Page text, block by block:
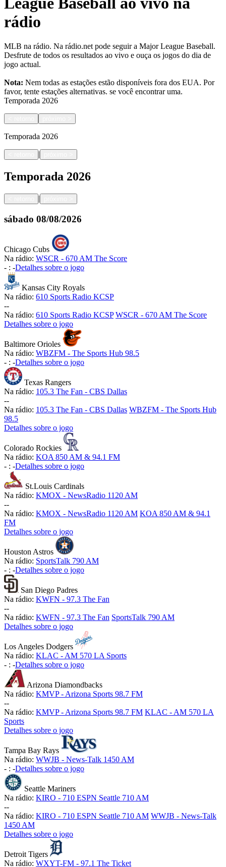
rádio
MLB na rádio. Na rádio.net pode seguir a Major League Baseball.
Desfrute de todos os resultados ao vivo e ouça os jogos do dia de
jogo actual.
Nota: Nem todas as estações estão disponíveis fora dos EUA. Por
favor, tente estações alternativas. se você encontrar uma.
Temporada 2026
Temporada 2026
|
Temporada 2026
|
sábado 08/08/2026
Chicago Cubs
Na rádio: WSCR - 670 AM The Score
- : -Detalhes sobre o jogo
Kansas City Royals
Na rádio: 610 Sports Radio KCSP
--
Na rádio: 610 Sports Radio KCSP WSCR - 670 AM The Score
Detalhes sobre o jogo
Baltimore Orioles
Na rádio: WBZFM - The Sports Hub 98.5
- : -Detalhes sobre o jogo
Texas Rangers
Na rádio: 105.3 The Fan - CBS Dallas
--
Na rádio: 105.3 The Fan - CBS Dallas WBZFM - The Sports Hub
98.5
Detalhes sobre o jogo
Colorado Rockies
Na rádio: KOA 850 AM & 94.1 FM
- : -Detalhes sobre o jogo
St.Louis Cardinals
Na rádio: KMOX - NewsRadio 1120 AM
--
Na rádio: KMOX - NewsRadio 1120 AM KOA 850 AM & 94.1
FM
Detalhes sobre o jogo
Houston Astros
Na rádio: SportsTalk 790 AM
- : -Detalhes sobre o jogo
San Diego Padres
Na rádio: KWFN - 97.3 The Fan
--
Na rádio: KWFN - 97.3 The Fan SportsTalk 790 AM
Detalhes sobre o jogo
Los Angeles Dodgers
Na rádio: KLAC - AM 570 LA Sports
- : -Detalhes sobre o jogo
Arizona Diamondbacks
Na rádio: KMVP - Arizona Sports 98.7 FM
--
Na rádio: KMVP - Arizona Sports 98.7 FM KLAC - AM 570 LA
Sports
Detalhes sobre o jogo
Tampa Bay Rays
Na rádio: WWJB - News-Talk 1450 AM
- : -Detalhes sobre o jogo
Seattle Mariners
Na rádio: KIRO - 710 ESPN Seattle 710 AM
--
Na rádio: KIRO - 710 ESPN Seattle 710 AM WWJB - News-Talk
1450 AM
Detalhes sobre o jogo
Detroit Tigers
Na rádio: WXYT-FM - 97.1 The Ticket